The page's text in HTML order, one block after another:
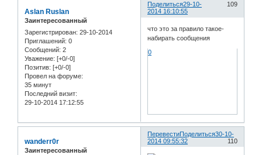
Поделиться 109
29-10-
2014 16:10:55
Aslan Ruslan
Заинтересованный
Зарегистрирован: 29-10-2014
Приглашений: 0
Сообщений: 2
Уважение: [+0/-0]
Позитив: [+0/-0]
Провел на форуме:
35 минут
Последний визит:
29-10-2014 17:12:55
что это за правило такое-
набирать сообщения
0
ПеревестиПоделиться
110
30-10-
2014 09:55:32
wanderr0r
Заинтересованный